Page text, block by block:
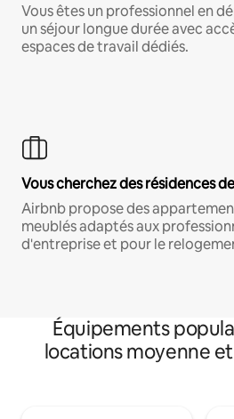
Vous êtes un professionnel en
un séjour longue durée avec
espaces de travail dédiés.
Vous cherchez des résidences
Airbnb propose des
meublés adaptés aux
d'entreprise et pour le
Équipements
locations moyenne